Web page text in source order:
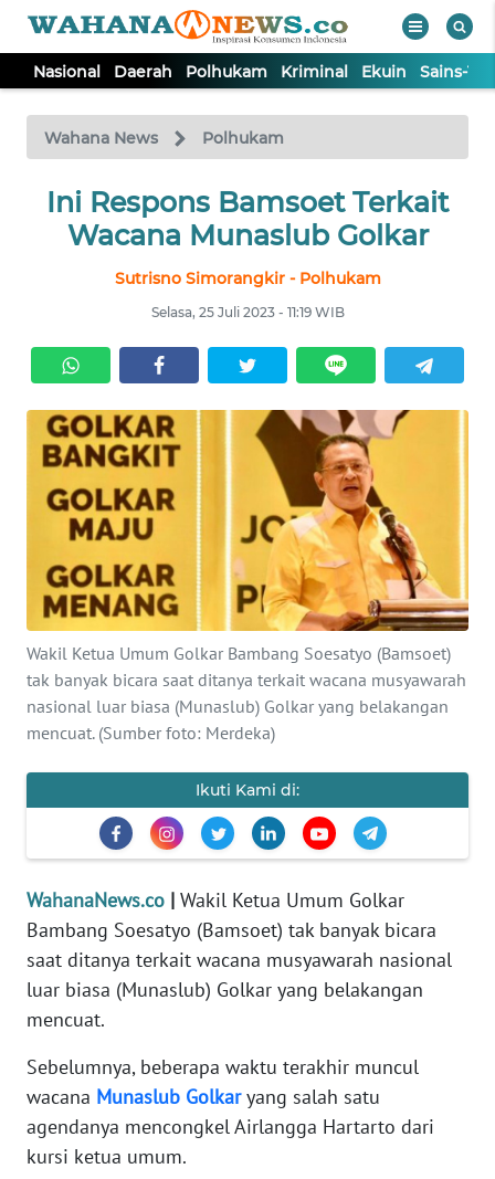
Nasional Daerah Polhukam Kriminal Ekuin Sains-
Wahana News Polhukam
Ini Respons Bamsoet Terkait
Wacana Munaslub Golkar
Sutrisno Simorangkir - Polhukam
Selasa, 25 Juli 2023 - 11:19 WIB
Wakil Ketua Umum Golkar Bambang Soesatyo (Bamsoet)
tak banyak bicara saat ditanya terkait wacana musyawarah
nasional luar biasa (Munaslub) Golkar yang belakangan
mencuat. (Sumber foto: Merdeka)
Ikuti Kami di:
WahanaNews.co | Wakil Ketua Umum Golkar
Bambang Soesatyo (Bamsoet) tak banyak bicara
saat ditanya terkait wacana musyawarah nasional
luar biasa (Munaslub) Golkar yang belakangan
mencuat.
Sebelumnya, beberapa waktu terakhir muncul
wacana Munaslub Golkaryang salah satu
agendanya mencongkel Airlangga Hartarto dari
kursi ketua umum.
TV
Tutup
NASIONAL
KRIMINAL
EKUIN
SAINS-TEKNO
KESEHATAN
INTERNASIONAL
SERBA-SERBI
OLAHRAGA
EDITORIAL
Informasi
BERITA
KONTAK
KAMI